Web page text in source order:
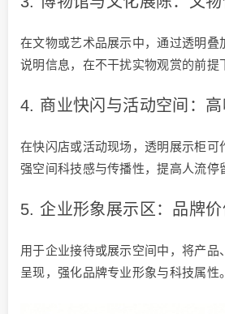
在文物或艺术品展示中，通过透明叠
说明信息，在不干扰实物观赏的前提
4. 商业快闪与活动空间：
在快闪店或活动现场，透明展示柜可
强空间科技感与传播性，提高人流停
5. 企业形象展示区：品牌
用于企业接待或展示空间中，将产品
呈现，强化品牌专业形象与科技属性。